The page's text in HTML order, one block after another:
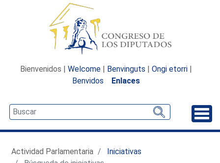
Bienvenidos | Welcome | Benvinguts | Ongi etorri |
Benvidos
Enlaces
Actividad Parlamentaria
Iniciativas